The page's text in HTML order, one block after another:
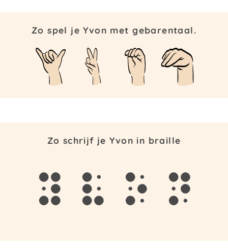
Zo spel je Yvon met gebarentaal.
Zo schrijf je Yvon in braille
y v o n